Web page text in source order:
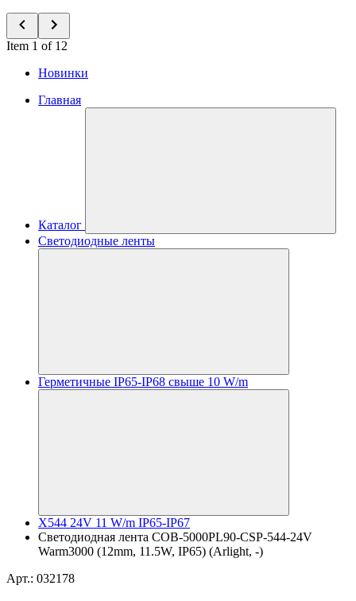
Item 1 of 12
Новинки
Главная
Каталог
Светодиодные ленты
Герметичные IP65-IP68 свыше 10 W/m
X544 24V 11 W/m IP65-IP67
Светодиодная лента COB-5000PL90-CSP-544-24V
Warm3000 (12mm, 11.5W, IP65) (Arlight, -)
Арт.: 032178